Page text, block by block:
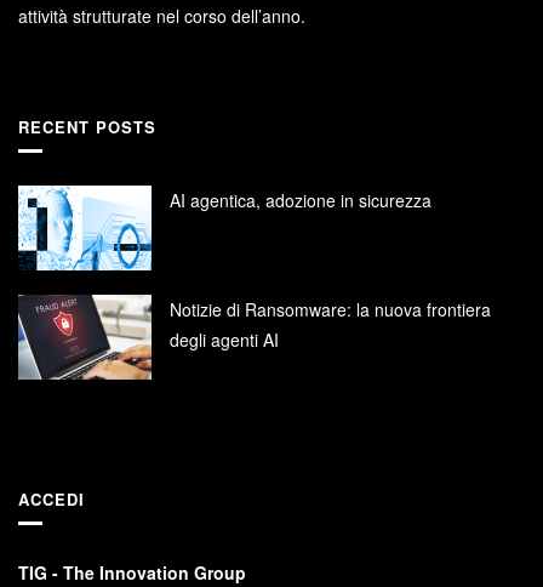
attività strutturate nel corso dell’anno.
RECENT POSTS
AI agentica, adozione in sicurezza
Notizie di Ransomware: la nuova frontiera
degli agenti AI
ACCEDI
TIG - The Innovation Group